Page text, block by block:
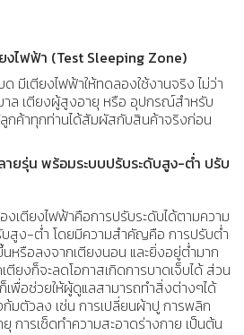
ไฟฟ้า (Test Sleeping Zone)
ด มีเตียงไฟฟ้าให้ทดลองใช้งานจริง ไม่ว่า
าล เตียงผู้สูงอายุ หรือ อุปกรณ์สำหรับ
กค้าทุกท่านได้สัมผัสกับสินค้าจริงก่อน
ยรุ่น พร้อมระบบปรับระดับสูง-ต่ำ ปรับ
ตียงไฟฟ้าคือการปรับระดับได้ตามความ
บสูง-ต่ำ โดยมีความสำคัญคือ การปรับต่ำ
นหรือลงจากเตียงนอน และยิ่งอยู่ต่ำมาก
ตียงก็จะลดโอกาสเกิดการบาดเจ็บได้ ส่วน
พื่อช่วยให้ผู้ดูแลสามารถทำสิ่งต่างๆได้
มตัวลง เช่น การเปลี่ยนผ้าปู การพลิก
การเช็ดทำความสะอาดร่างกาย เป็นต้น